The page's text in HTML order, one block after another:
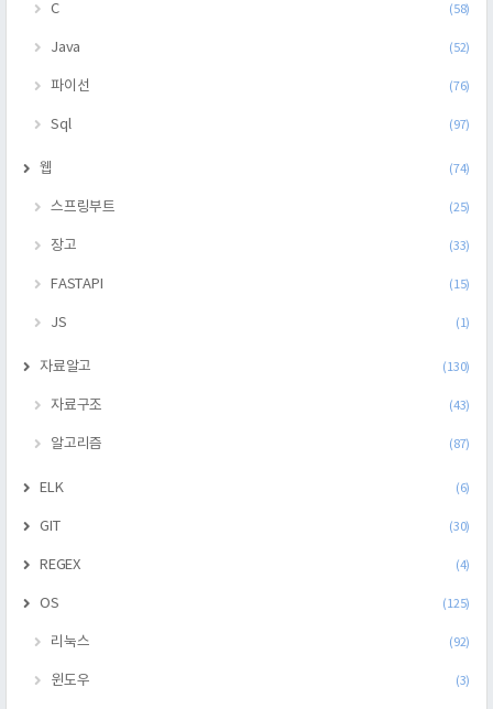
C (58)
Java (52)
파이선 (76)
Sql (97)
웹 (74)
스프링부트 (25)
장고 (33)
FASTAPI (15)
JS (1)
자료알고 (130)
자료구조 (43)
알고리즘 (87)
ELK (6)
GIT (30)
REGEX (4)
OS (125)
리눅스 (92)
윈도우 (3)